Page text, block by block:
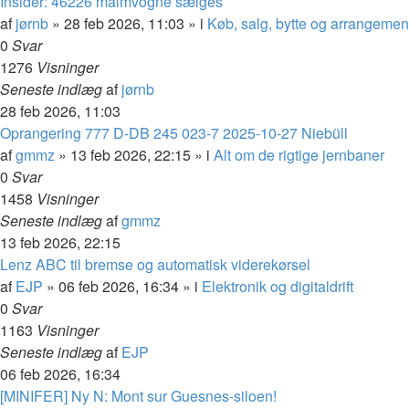
afjørnb » 28 feb 2026, 11:03 » i Køb, salg, bytte og
0 Svar
1276 Visninger
Seneste indlægafjørnb
28 feb 2026, 11:03
Oprangering 777 D-DB 245 023-7 2025-10-27 Niebüll
afgmmz » 13 feb 2026, 22:15 » i Alt om de rigtige jernbaner
0 Svar
1458 Visninger
Seneste indlægafgmmz
13 feb 2026, 22:15
Lenz ABC til bremse og automatisk viderekørsel
afEJP » 06 feb 2026, 16:34 » i Elektronik og digitaldrift
0 Svar
1163 Visninger
Seneste indlægafEJP
06 feb 2026, 16:34
[MINIFER] Ny N: Mont sur Guesnes-siloen!